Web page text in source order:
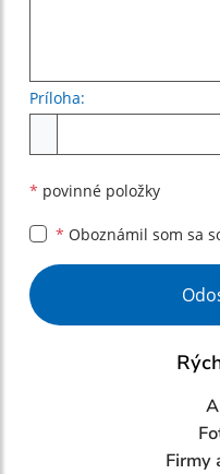
Príloha:
* povinné položky
* Oboznámil som sa
Google reCaptcha
Firmy